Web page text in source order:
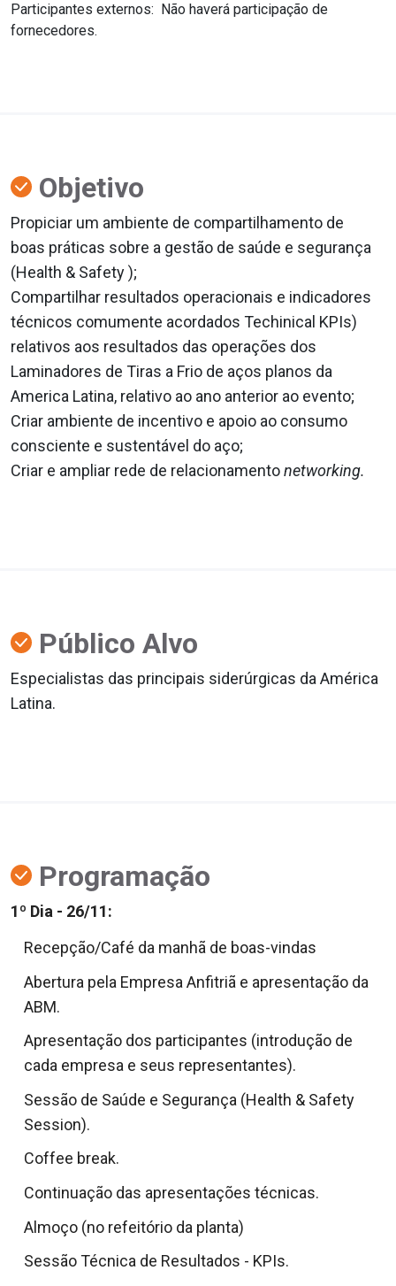
Participantes externos: Não haverá participação de
fornecedores.
Objetivo
Propiciar um ambiente de compartilhamento de
boas práticas sobre a gestão de saúde e segurança
(Health & Safety );
Compartilhar resultados operacionais e indicadores
técnicos comumente acordados Techinical KPIs)
relativos aos resultados das operações dos
Laminadores de Tiras a Frio de aços planos da
America Latina, relativo ao ano anterior ao evento;
Criar ambiente de incentivo e apoio ao consumo
consciente e sustentável do aço;
Criar e ampliar rede de relacionamentonetworking.
Público Alvo
Especialistas das principais siderúrgicas da América
Latina.
Programação
1º Dia - 26/11:
Recepção/Café da manhã de boas-vindas
Abertura pela Empresa Anfitriã e apresentação da
ABM.
Apresentação dos participantes (introdução de
cada empresa e seus representantes).
Sessão de Saúde e Segurança (Health & Safety
Session).
Coffee break.
Continuação das apresentações técnicas.
Almoço (no refeitório da planta)
Sessão Técnica de Resultados - KPIs.